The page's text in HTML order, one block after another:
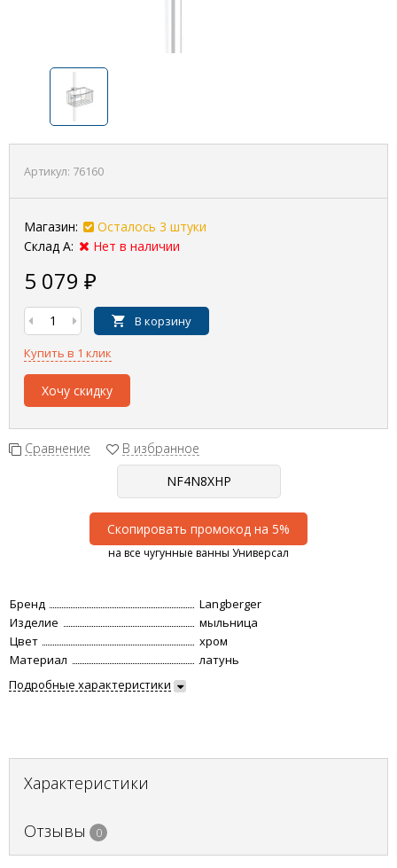
Артикул: 76160
Магазин:
Осталось 3 штуки
Склад А:
Нет в наличии
5 079 ₽
В корзину
Купить в 1 клик
Хочу скидку
Сравнение В избранное
Скопировать промокод на 5%
на все чугунные ванны Универсал
Бренд
Langberger
Изделие
мыльница
Цвет
хром
Материал
латунь
Подробные характеристики
Характеристики
Отзывы 0